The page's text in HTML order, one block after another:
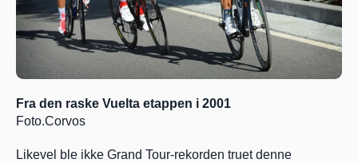
Foto.Corvos
Likevel ble ikke Grand Tour-rekorden truet denne